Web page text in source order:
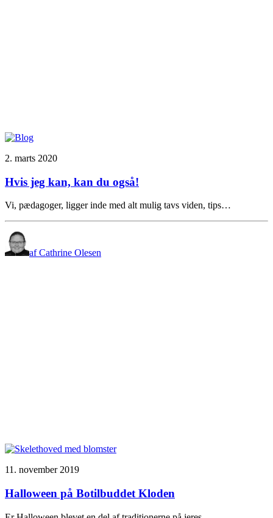
2. marts 2020
Hvis jeg kan, kan du også!
Vi, pædagoger, ligger inde med alt mulig tavs viden, tips…
af Cathrine Olesen
11. november 2019
Halloween på Botilbuddet Kloden